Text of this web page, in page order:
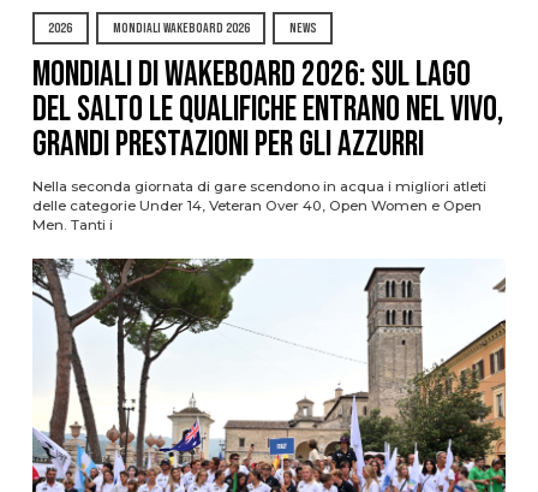
2026 MONDIALI WAKEBOARD 2026 NEWS
Mondiali di Wakeboard 2026: sul Lago
del Salto le qualifiche entrano nel vivo,
grandi prestazioni per gli azzurri
Nella seconda giornata di gare scendono in acqua i migliori atleti
delle categorie Under 14, Veteran Over 40, Open Women e Open
Men. Tanti i